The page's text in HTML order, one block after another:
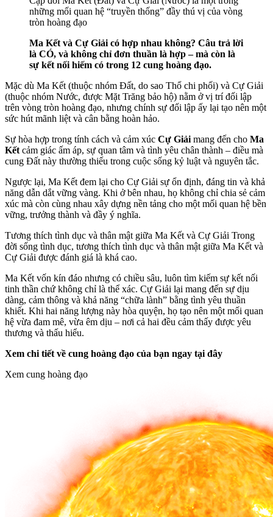
những mối quan hệ “truyền thống” đầy thú vị của vòng
tròn hoàng đạo
Ma Kết và Cự Giải có hợp nhau không? Câu trả lời
là CÓ, và không chỉ đơn thuần là hợp – mà còn là
sự kết nối hiếm có trong 12 cung hoàng đạo.
Mặc dù Ma Kết (thuộc nhóm Đất, do sao Thổ chi phối) và Cự Giải
(thuộc nhóm Nước, được Mặt Trăng bảo hộ) nằm ở vị trí đối lập
trên vòng tròn hoàng đạo, nhưng chính sự đối lập ấy lại tạo nên một
sức hút mãnh liệt và cân bằng hoàn hảo.
Sự hòa hợp trong tính cách và cảm xúc Cự Giải mang đến cho Ma
Kết cảm giác ấm áp, sự quan tâm và tình yêu chân thành – điều mà
cung Đất này thường thiếu trong cuộc sống kỷ luật và nguyên tắc.
Ngược lại, Ma Kết đem lại cho Cự Giải sự ổn định, đáng tin và khả
năng dẫn dắt vững vàng. Khi ở bên nhau, họ không chỉ chia sẻ cảm
xúc mà còn cùng nhau xây dựng nền tảng cho một mối quan hệ bền
vững, trưởng thành và đầy ý nghĩa.
Tương thích tình dục và thân mật giữa Ma Kết và Cự Giải Trong
đời sống tình dục, tương thích tình dục và thân mật giữa Ma Kết và
Cự Giải được đánh giá là khá cao.
Ma Kết vốn kín đáo nhưng có chiều sâu, luôn tìm kiếm sự kết nối
tinh thần chứ không chỉ là thể xác. Cự Giải lại mang đến sự dịu
dàng, cảm thông và khả năng “chữa lành” bằng tình yêu thuần
khiết. Khi hai năng lượng này hòa quyện, họ tạo nên một mối quan
hệ vừa đam mê, vừa êm dịu – nơi cả hai đều cảm thấy được yêu
thương và thấu hiểu.
Xem chi tiết về cung hoàng đạo của bạn ngay tại đây
Xem cung hoàng đạo